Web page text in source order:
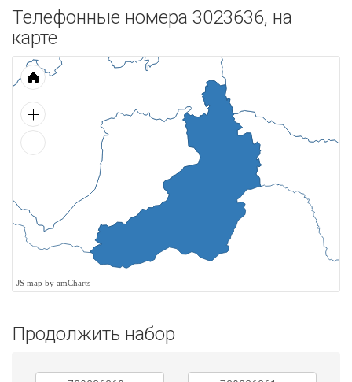
Телефонные номера 3023636, на
карте
JS map by amCharts
Продолжить набор